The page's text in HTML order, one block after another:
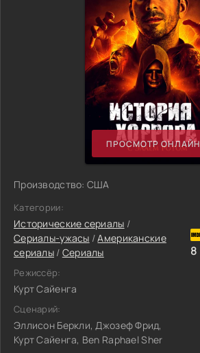
ПРОСМОТР ОНЛАЙН
Производство: США
Категории:
Исторические сериалы /
Сериалы-ужасы /Американские
сериалы/ Сериалы
Режиссёр:
Курт Сайенга
Сценарий:
Эллисон Беркли, Джозеф Фрид,
Курт Сайенга, Ben Raphael Sher
8